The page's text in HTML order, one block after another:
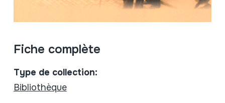
Fiche complète
Type de collection:
Bibliothèque